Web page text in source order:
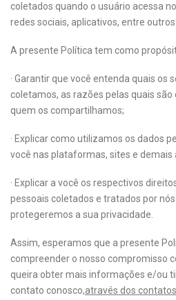
coletados quando o usuário acessa
redes sociais, aplicativos, entre outros.
A presente Política tem como
· Garantir que você entenda quais os
coletamos, as razões pelas quais
quem os compartilhamos;
· Explicar como utilizamos os dados
você nas plataformas, sites e demais
· Explicar a você os respectivos
pessoais coletados e tratados por
protegeremos a sua privacidade.
Assim, esperamos que a presente
compreender o nosso compromisso
queira obter mais informações e/ou
contato conosco,através dos